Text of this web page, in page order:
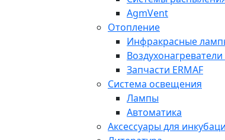
AgmVent
Отопление
Инфракрасные
Воздухонагреватели
Запчасти ERMAF
Система освещения
Лампы
Автоматика
Аксессуары для